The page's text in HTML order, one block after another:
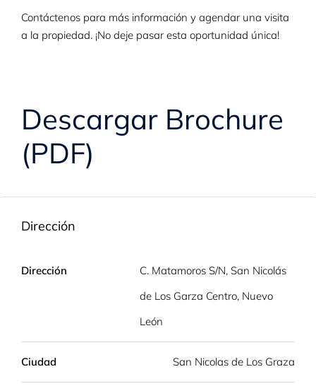
Contáctenos para más información y agendar una visita
a la propiedad. ¡No deje pasar esta oportunidad única!
Descargar Brochure
(PDF)
Dirección
Dirección
C. Matamoros S/N, San Nicolás
de Los Garza Centro, Nuevo
León
Ciudad San Nicolas de Los Graza